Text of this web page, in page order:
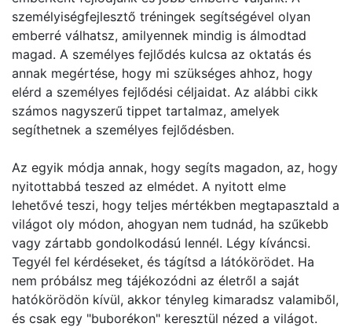
személyiségfejlesztő tréningek segítségével olyan
emberré válhatsz, amilyennek mindig is álmodtad
magad. A személyes fejlődés kulcsa az oktatás és
annak megértése, hogy mi szükséges ahhoz, hogy
elérd a személyes fejlődési céljaidat. Az alábbi cikk
számos nagyszerű tippet tartalmaz, amelyek
segíthetnek a személyes fejlődésben.
Az egyik módja annak, hogy segíts magadon, az, hogy
nyitottabbá teszed az elmédet. A nyitott elme
lehetővé teszi, hogy teljes mértékben megtapasztald a
világot oly módon, ahogyan nem tudnád, ha szűkebb
vagy zártabb gondolkodású lennél. Légy kíváncsi.
Tegyél fel kérdéseket, és tágítsd a látókörödet. Ha
nem próbálsz meg tájékozódni az életről a saját
hatókörödön kívül, akkor tényleg kimaradsz valamiből,
és csak egy "buborékon" keresztül nézed a világot.